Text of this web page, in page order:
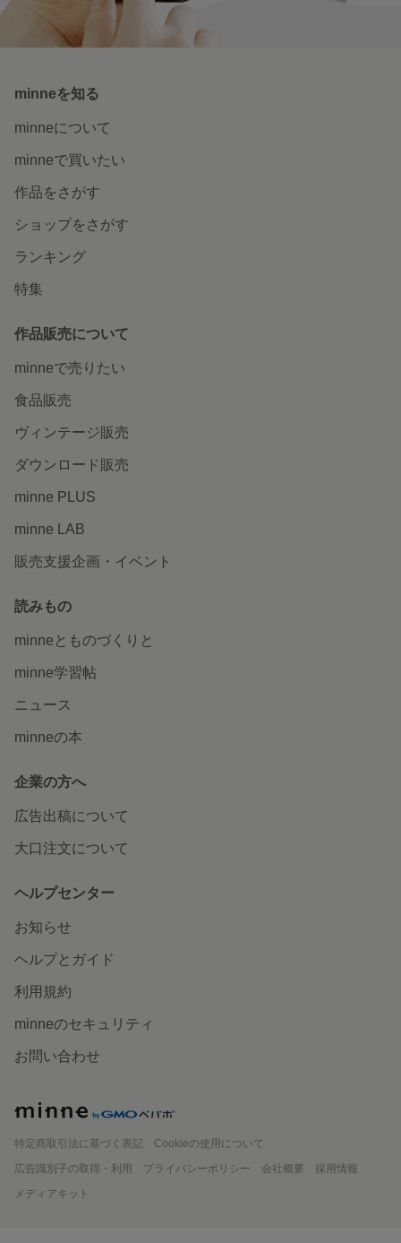
minneを知る
minneについて
minneで買いたい
作品をさがす
ショップをさがす
ランキング
特集
作品販売について
minneで売りたい
食品販売
ヴィンテージ販売
ダウンロード販売
minne PLUS
minne LAB
販売支援企画・イベント
読みもの
minneとものづくりと
minne学習帖
ニュース
minneの本
企業の方へ
広告出稿について
大口注文について
ヘルプセンター
お知らせ
ヘルプとガイド
利用規約
minneのセキュリティ
お問い合わせ
特定商取引法に基づく表記
Cookieの使用について
広告識別子の取得・利用
プライバシーポリシー 会社概要
採用情報
メディアキット